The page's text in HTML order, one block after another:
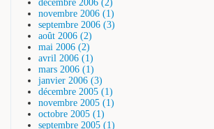
décembre 2006 (2)
novembre 2006 (1)
septembre 2006 (3)
août 2006 (2)
mai 2006 (2)
avril 2006 (1)
mars 2006 (1)
janvier 2006 (3)
décembre 2005 (1)
novembre 2005 (1)
octobre 2005 (1)
septembre 2005 (1)